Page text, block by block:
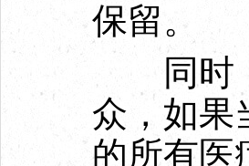
保留。
同时，
众，如果
的所有医